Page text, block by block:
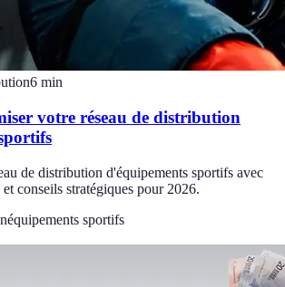
6 min
votre réseau de distribution
de distribution d'équipements sportifs avec
conseils stratégiques pour 2026.
équipements sportifs